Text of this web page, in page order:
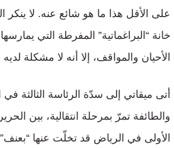
على الأقل هذا ما هو شائع عنه. لا
خانة “البراغماتية” المفرطة التي
الأحيان والمواقف، إلا أنه لا مشكلة
أتى ميقاتي إلى سدّة الرئاسة
والطائفة تمرّ بمرحلة انتقالية، بين
الأولى في الرياض قد تخلّت عنها